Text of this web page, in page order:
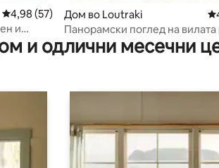
Просечна оцена: 4,98 од 5, 57 рецензии
4,98 (57)
и
Дом во Loutraki
Панорамски поглед на вилата
Маслиновите
и одлични месечни